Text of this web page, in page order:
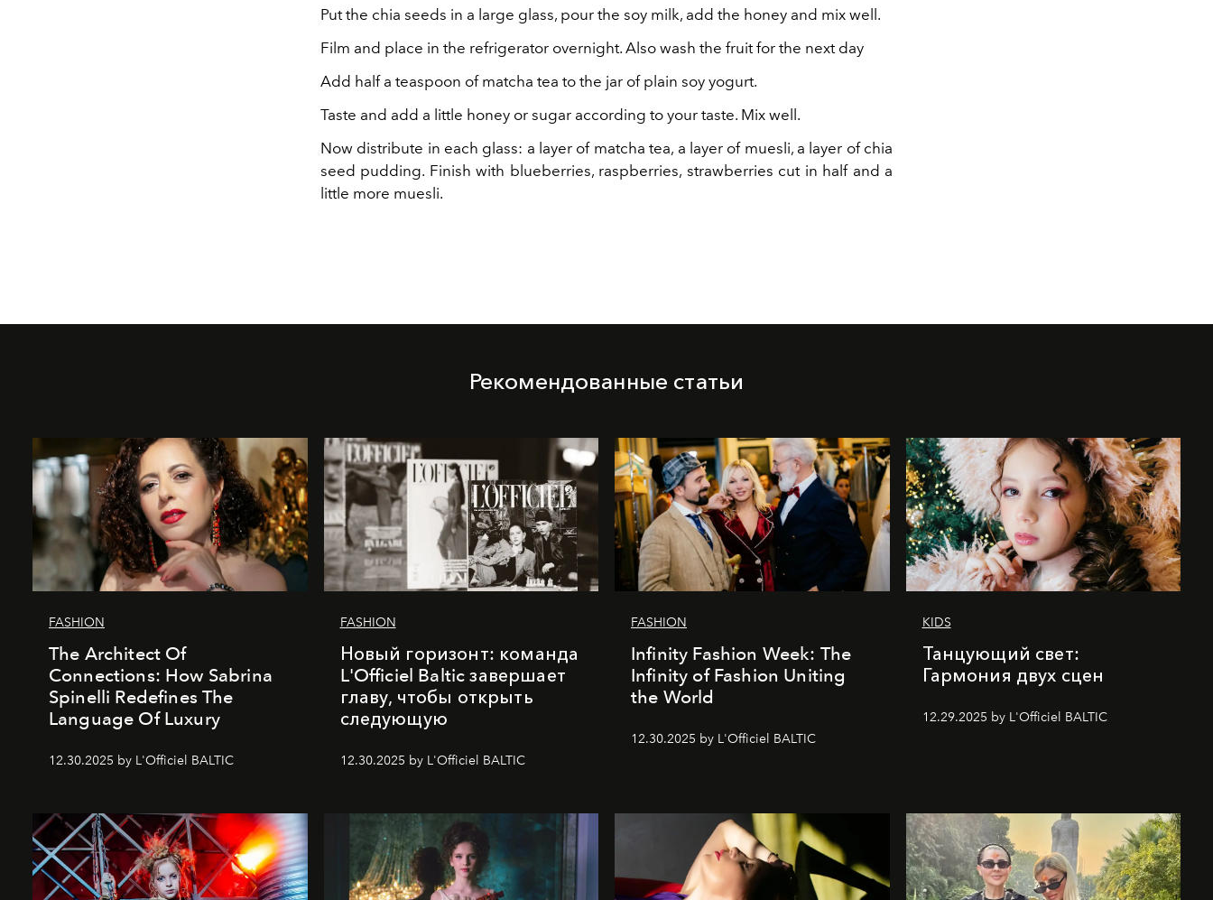
Put the chia seeds in a large glass, pour the soy milk, add the honey and mix well.
Film and place in the refrigerator overnight. Also wash the fruit for the next day
Add half a teaspoon of matcha tea to the jar of plain soy yogurt.
Taste and add a little honey or sugar according to your taste. Mix well.
Now distribute in each glass: a layer of matcha tea, a layer of muesli, a layer of chia
seed pudding. Finish with blueberries, raspberries, strawberries cut in half and a
little more muesli.
Рекомендованные статьи
FASHION
The Architect Of
Connections: How Sabrina
Spinelli Redefines The
Language Of Luxury
12.30.2025 by L'Officiel BALTIC
FASHION
Новый горизонт: команда
L'Officiel Baltic завершает
главу, чтобы открыть
следующую
12.30.2025 by L'Officiel BALTIC
FASHION
Infinity Fashion Week: The
Infinity of Fashion Uniting
the World
12.30.2025 by L'Officiel BALTIC
KIDS
Танцующий свет:
Гармония двух сцен
12.29.2025 by L'Officiel BALTIC